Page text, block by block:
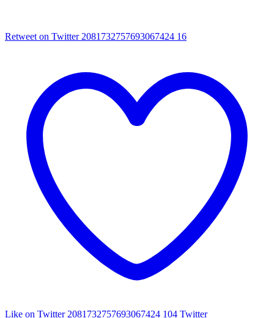
Retweet on Twitter 2081732757693067424 16
Like on Twitter 2081732757693067424 104 Twitter